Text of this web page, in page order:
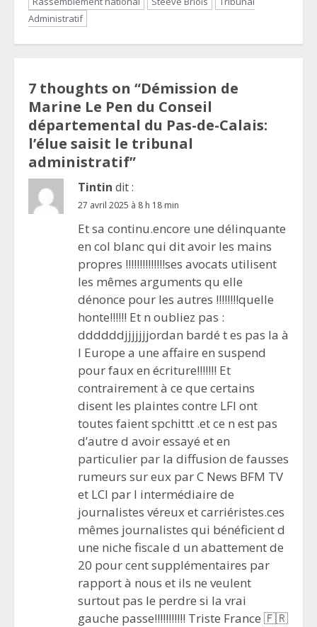
Administratif
7 thoughts on “Démission de
Marine Le Pen du Conseil
départemental du Pas-de-Calais:
l’élue saisit le tribunal
administratif”
Tintin dit :
27 avril 2025 à 8 h 18 min
Et sa continu.encore une délinquante
en col blanc qui dit avoir les mains
propres !!!!!!!!!!!!!!ses avocats utilisent
les mêmes arguments qu elle
dénonce pour les autres !!!!!!!!quelle
honte!!!!!! Et n oubliez pas :
ddddddjjjjjjjordan bardé t es pas la à
l Europe a une affaire en suspend
pour faux en écriture!!!!!!! Et
contrairement à ce que certains
disent les plaintes contre LFI ont
toutes faient spchittt .et ce n est pas
d’autre d avoir essayé et en
particulier par la diffusion de fausses
rumeurs sur eux par C News BFM TV
et LCI par l intermédiaire de
journalistes véreux et carriéristes.ces
mêmes journalistes qui bénéficient d
une niche fiscale d un abattement de
20 pour cent supplémentaires par
rapport à nous et ils ne veulent
surtout pas le perdre si la vrai
gauche passe!!!!!!!!!!! Triste France 🇫🇷